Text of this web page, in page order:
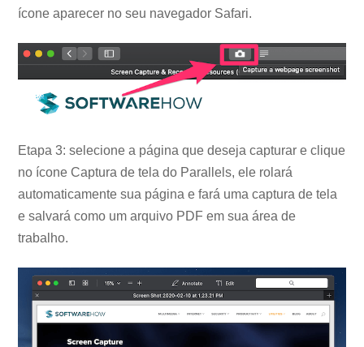
ícone aparecer no seu navegador Safari.
Etapa 3: selecione a página que deseja capturar e clique
no ícone Captura de tela do Parallels, ele rolará
automaticamente sua página e fará uma captura de tela
e salvará como um arquivo PDF em sua área de
trabalho.